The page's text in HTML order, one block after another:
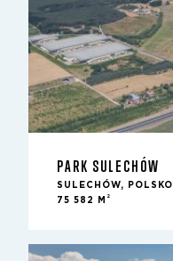
PARK SULECHÓW
SULECHÓW, POLSKO
75 582 M
2